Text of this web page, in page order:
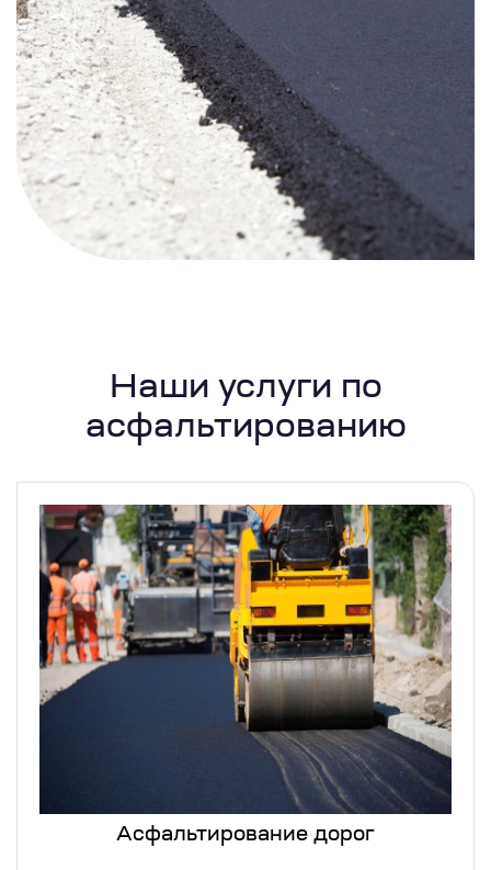
Наши услуги по
асфальтированию
Асфальтирование дорог